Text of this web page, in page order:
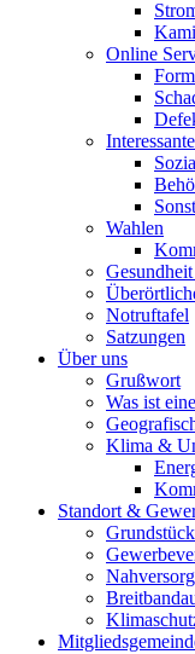
Online
Wahlen
Notruftafel
Satzungen
Über uns
Grußwort
Was ist
Klima &
Standort &